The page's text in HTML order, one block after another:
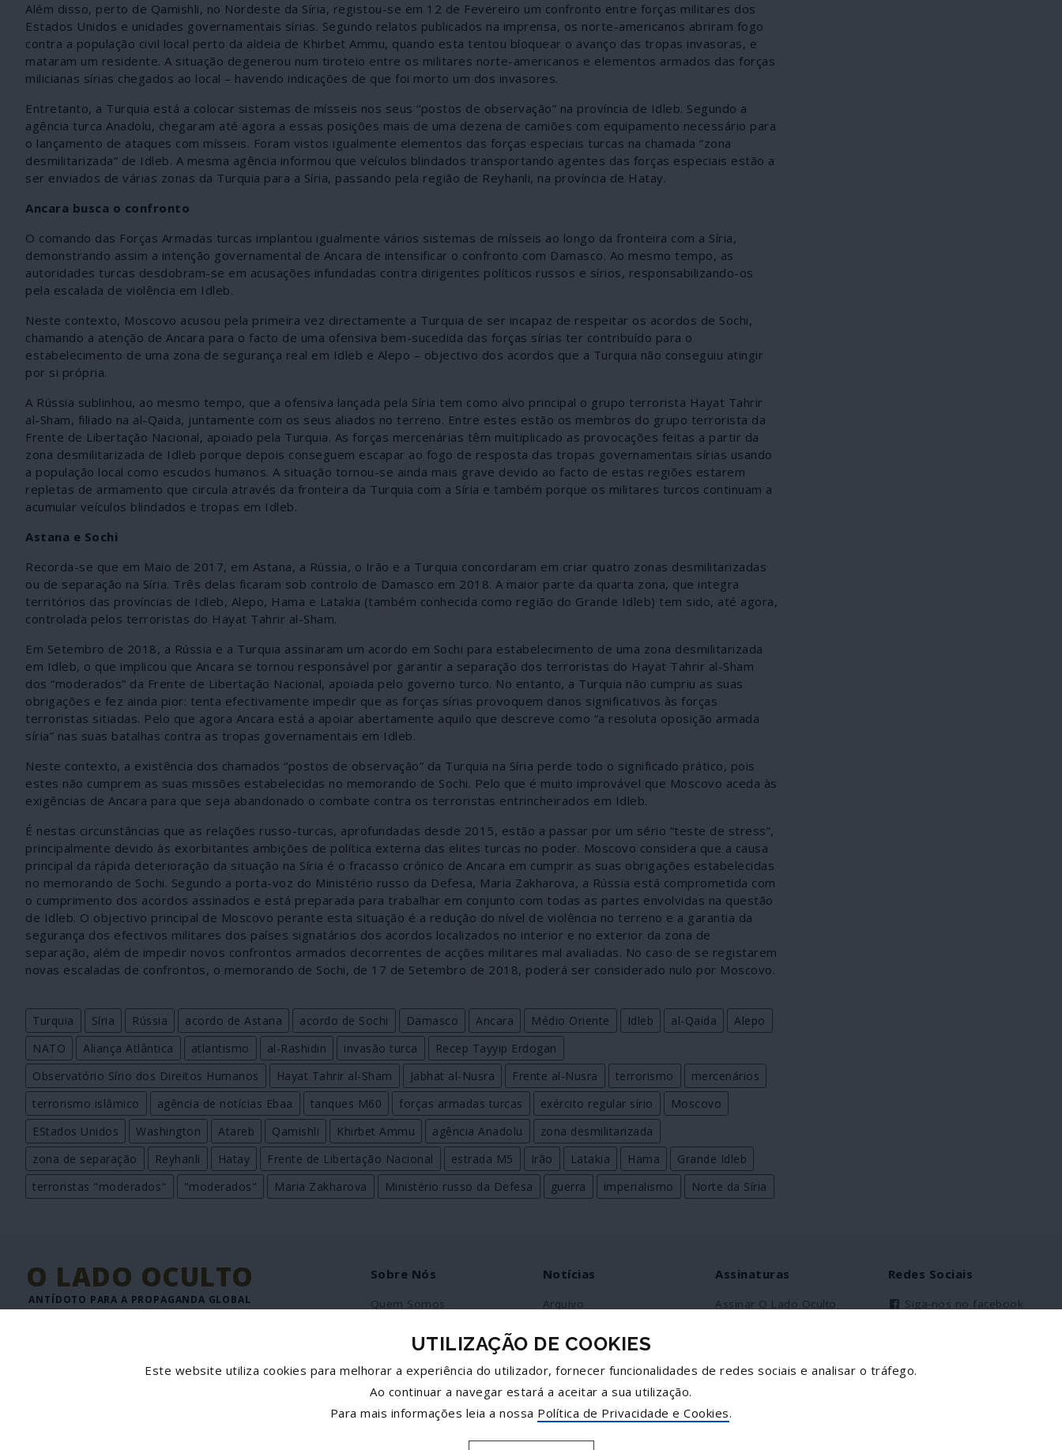
Além disso, perto de Qamishli, no Nordeste da Síria, registou-se em 12 de Fevereiro um confronto entre forças militares dos
Estados Unidos e unidades governamentais sírias. Segundo relatos publicados na imprensa, os norte-americanos abriram fogo
contra a população civil local perto da aldeia de Khirbet Ammu, quando esta tentou bloquear o avanço das tropas invasoras, e
mataram um residente. A situação degenerou num tiroteio entre os militares norte-americanos e elementos armados das forças
milicianas sírias chegados ao local – havendo indicações de que foi morto um dos invasores.
Entretanto, a Turquia está a colocar sistemas de mísseis nos seus “postos de observação” na província de Idleb. Segundo a
agência turca Anadolu, chegaram até agora a essas posições mais de uma dezena de camiões com equipamento necessário para
o lançamento de ataques com mísseis. Foram vistos igualmente elementos das forças especiais turcas na chamada “zona
desmilitarizada” de Idleb. A mesma agência informou que veículos blindados transportando agentes das forças especiais estão a
ser enviados de várias zonas da Turquia para a Síria, passando pela região de Reyhanli, na província de Hatay.
Ancara busca o confronto
O comando das Forças Armadas turcas implantou igualmente vários sistemas de mísseis ao longo da fronteira com a Síria,
demonstrando assim a intenção governamental de Ancara de intensificar o confronto com Damasco. Ao mesmo tempo, as
autoridades turcas desdobram-se em acusações infundadas contra dirigentes políticos russos e sírios, responsabilizando-os
pela escalada de violência em Idleb.
Neste contexto, Moscovo acusou pela primeira vez directamente a Turquia de ser incapaz de respeitar os acordos de Sochi,
chamando a atenção de Ancara para o facto de uma ofensiva bem-sucedida das forças sírias ter contribuído para o
estabelecimento de uma zona de segurança real em Idleb e Alepo – objectivo dos acordos que a Turquia não conseguiu atingir
por si própria.
A Rússia sublinhou, ao mesmo tempo, que a ofensiva lançada pela Síria tem como alvo principal o grupo terrorista Hayat Tahrir
al-Sham, filiado na al-Qaida, juntamente com os seus aliados no terreno. Entre estes estão os membros do grupo terrorista da
Frente de Libertação Nacional, apoiado pela Turquia. As forças mercenárias têm multiplicado as provocações feitas a partir da
zona desmilitarizada de Idleb porque depois conseguem escapar ao fogo de resposta das tropas governamentais sírias usando
a população local como escudos humanos. A situação tornou-se ainda mais grave devido ao facto de estas regiões estarem
repletas de armamento que circula através da fronteira da Turquia com a Síria e também porque os militares turcos continuam a
acumular veículos blindados e tropas em Idleb.
Astana e Sochi
Recorda-se que em Maio de 2017, em Astana, a Rússia, o Irão e a Turquia concordaram em criar quatro zonas desmilitarizadas
ou de separação na Síria. Três delas ficaram sob controlo de Damasco em 2018. A maior parte da quarta zona, que integra
territórios das províncias de Idleb, Alepo, Hama e Latakia (também conhecida como região do Grande Idleb) tem sido, até agora,
controlada pelos terroristas do Hayat Tahrir al-Sham.
Em Setembro de 2018, a Rússia e a Turquia assinaram um acordo em Sochi para estabelecimento de uma zona desmilitarizada
em Idleb, o que implicou que Ancara se tornou responsável por garantir a separação dos terroristas do Hayat Tahrir al-Sham
dos “moderados” da Frente de Libertação Nacional, apoiada pelo governo turco. No entanto, a Turquia não cumpriu as suas
obrigações e fez ainda pior: tenta efectivamente impedir que as forças sírias provoquem danos significativos às forças
terroristas sitiadas. Pelo que agora Ancara está a apoiar abertamente aquilo que descreve como “a resoluta oposição armada
síria” nas suas batalhas contra as tropas governamentais em Idleb.
Neste contexto, a existência dos chamados “postos de observação” da Turquia na Síria perde todo o significado prático, pois
estes não cumprem as suas missões estabelecidas no memorando de Sochi. Pelo que é muito improvável que Moscovo aceda às
exigências de Ancara para que seja abandonado o combate contra os terroristas entrincheirados em Idleb.
É nestas circunstâncias que as relações russo-turcas, aprofundadas desde 2015, estão a passar por um sério “teste de stress”,
principalmente devido às exorbitantes ambições de política externa das elites turcas no poder. Moscovo considera que a causa
principal da rápida deterioração da situação na Síria é o fracasso crónico de Ancara em cumprir as suas obrigações estabelecidas
no memorando de Sochi. Segundo a porta-voz do Ministério russo da Defesa, Maria Zakharova, a Rússia está comprometida com
o cumprimento dos acordos assinados e está preparada para trabalhar em conjunto com todas as partes envolvidas na questão
de Idleb. O objectivo principal de Moscovo perante esta situação é a redução do nível de violência no terreno e a garantia da
segurança dos efectivos militares dos países signatários dos acordos localizados no interior e no exterior da zona de
separação, além de impedir novos confrontos armados decorrentes de acções militares mal avaliadas. No caso de se registarem
novas escaladas de confrontos, o memorando de Sochi, de 17 de Setembro de 2018, poderá ser considerado nulo por Moscovo.
Turquia Síria Rússia acordo de Astana acordo de Sochi Damasco Ancara Médio Oriente Idleb al-Qaida
Alepo
NATO
Aliança Atlântica atlantismo al-Rashidin invasão turca
Recep Tayyip Erdogan
Observatório Sírio dos Direitos Humanos
Hayat Tahrir al-Sham Jabhat al-Nusra Frente al-Nusra terrorismo
mercenários
terrorismo islâmico
agência de notícias Ebaa tanques M60 forças armadas turcas exército regular sírio
Moscovo
EStados Unidos
Washington Atareb Qamishli Khirbet Ammu agência Anadolu
zona desmilitarizada
zona de separação
Reyhanli Hatay Frente de Libertação Nacional estrada M5 Irão Latakia Hama
Grande Idleb
terroristas "moderados"
"moderados" Maria Zakharova Ministério russo da Defesa guerra imperialismo Norte da Síria
O LADO OCULTO
ANTÍDOTO PARA A PROPAGANDA GLOBAL
Sobre Nós
Quem Somos
Política de Privacidade
Contactos
Notícias
Arquivo
Assinaturas
Assinar O Lado Oculto
Redes Sociais
Siga-nos no facebook
Facebook
UTILIZAÇÃO DE COOKIES
Este website utiliza cookies para melhorar a experiência do utilizador, fornecer funcionalidades de redes sociais e analisar o tráfego.
Ao continuar a navegar estará a aceitar a sua utilização.
Para mais informações leia a nossa Política de Privacidade e Cookies.